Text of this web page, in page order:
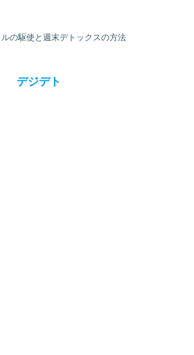
の駆使と週末デトックスの方法
デジデト